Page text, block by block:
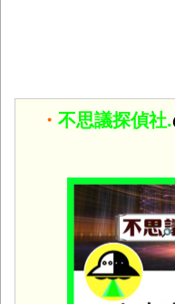
・ 不思議探偵社.